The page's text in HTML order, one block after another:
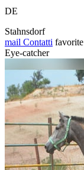
DE
Stahnsdorf
mail Contatti favorite
Eye-catcher